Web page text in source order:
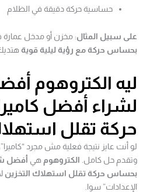
حساسية حركة دقيقة في الظلام
على سبيل المثال: مخزن أو مدخل عمارة
بحساس حركة مع رؤية ليلية قوية
ليه الكتروهوم
لشراء أفضل
حركة تقلل
لو أنت عايز نتيجة فعلية مش مجرد “كاميرا”،
وتقدم حل كامل. الكتروهوم هي أفضل
بحساس حركة تقلل استهلاك التخزين
الإعدادات” سوا.